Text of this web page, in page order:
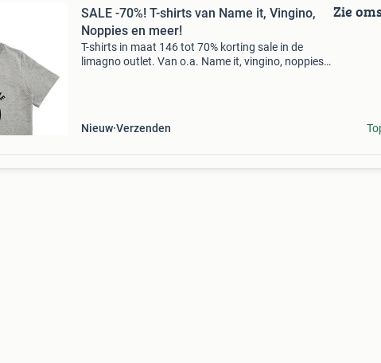
SALE -70%! T-shirts van Name it, Vingino,
Noppies en meer!
T-shirts in maat 146 tot 70% korting sale in de
limagno outlet. Van o.a. Name it, vingino, noppies
Nieuw Verzenden
Zie